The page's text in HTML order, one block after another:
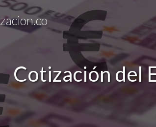
Cotización del